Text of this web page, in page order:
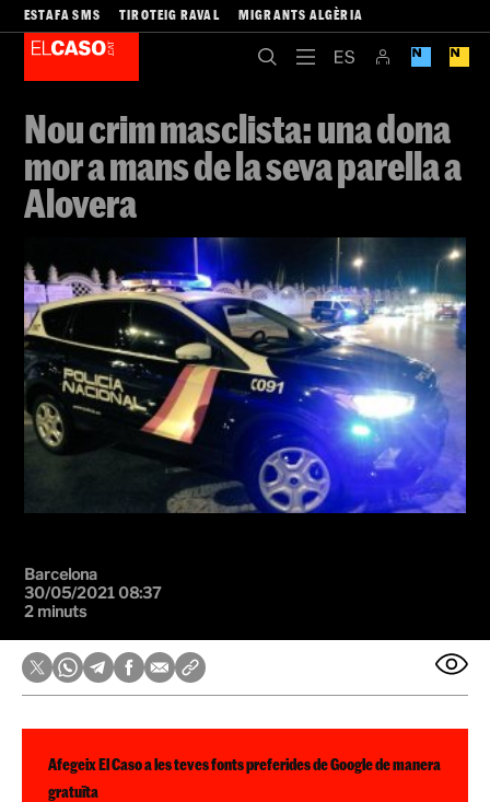
ESTAFA SMS TIROTEIG RAVAL MIGRANTS ALGÈRIA
Nou crim masclista: una dona
mor a mans de la seva parella a
Alovera
Barcelona
30/05/2021 08:37
2 minuts
Afegeix El Caso a les teves fonts preferides de Google de manera
gratuïta